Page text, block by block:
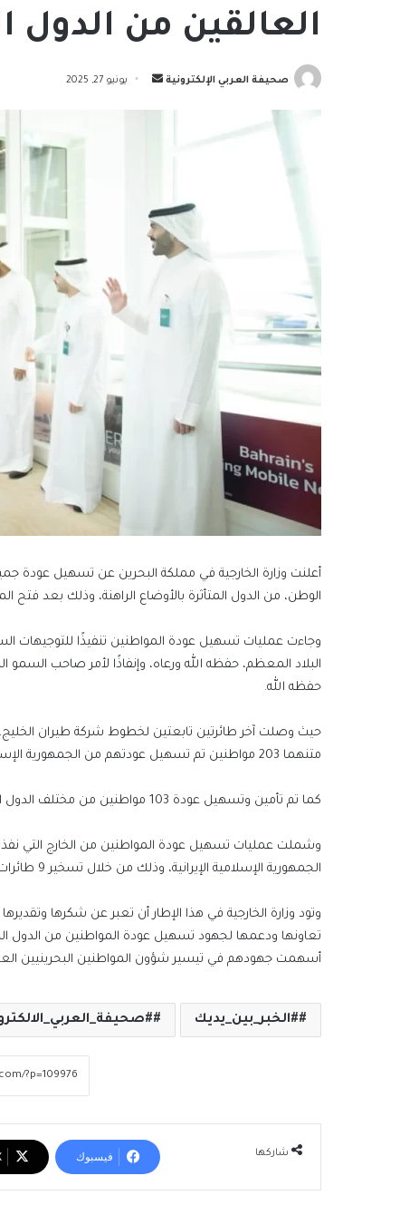
العالقين من الدول
صحيفة العربي الإلكترونية
أرسل يونيو 27, 2025
أعلنت وزارة الخارجية في مملكة البحرين عن تسهيل عودة
الوطن، من الدول المتأثرة بالأوضاع الراهنة، وذلك بعد فتح
وجاءت عمليات تسهيل عودة المواطنين تنفيذًا
البلاد المعظم، حفظه الله ورعاه، وإنفاذًا لأمر صاحب
حفظه الله.
حيث وصلت آخر طائرتين تابعتين لخطوط شركة طيران الخليج،
متنهما 203 مواطنين تم تسهيل عودتهم من الجمهورية الإسلامية الإيرانية إلى أرض الوطن.
كما تم تأمين وتسهيل عودة 103 مواطنين من مختلف الدول التي تأثرت بعد إغلاق مجالها الجوي.
الجمهورية الإسلامية الإيرانية، وذلك من خلال تسخير 9 طائرات تابعة لشركة طيران الخليج، و37 حافلة عن طريق البر.
وتود وزارة الخارجية في هذا الإطار أن تعبر عن شكرها
تعاونها ودعمها لجهود تسهيل عودة المواطنين من الدول
أسهمت جهودهم في تيسير شؤون المواطنين البحرينيين
#الخبر_بين_يديك
شاركها فيسبوك